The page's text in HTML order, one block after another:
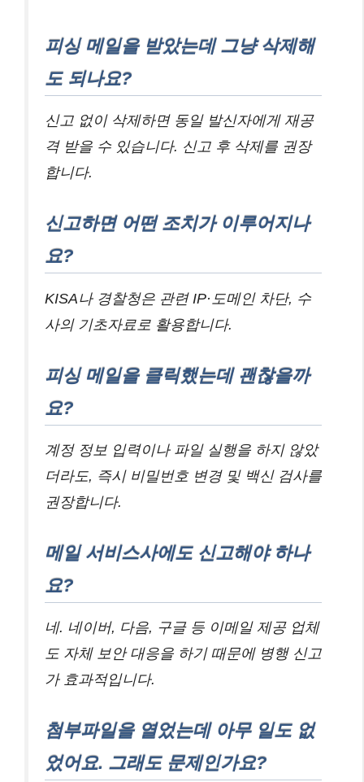
피싱 메일을 받았는데 그냥 삭제해
도 되나요?
신고 없이 삭제하면 동일 발신자에게 재공
격 받을 수 있습니다. 신고 후 삭제를 권장
합니다.
신고하면 어떤 조치가 이루어지나
요?
KISA나 경찰청은 관련 IP·도메인 차단, 수
사의 기초자료로 활용합니다.
피싱 메일을 클릭했는데 괜찮을까
요?
계정 정보 입력이나 파일 실행을 하지 않았
더라도, 즉시 비밀번호 변경 및 백신 검사를
권장합니다.
메일 서비스사에도 신고해야 하나
요?
네. 네이버, 다음, 구글 등 이메일 제공 업체
도 자체 보안 대응을 하기 때문에 병행 신고
가 효과적입니다.
첨부파일을 열었는데 아무 일도 없
었어요. 그래도 문제인가요?